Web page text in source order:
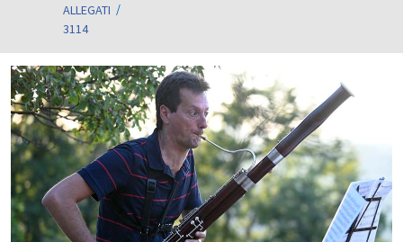
ALLEGATI
3114